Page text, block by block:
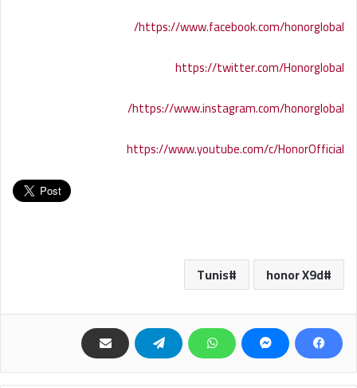
https://www.facebook.com/honorglobal/
https://twitter.com/Honorglobal
https://www.instagram.com/honorglobal/
https://www.youtube.com/c/HonorOfficial
honor X9d
Tunis